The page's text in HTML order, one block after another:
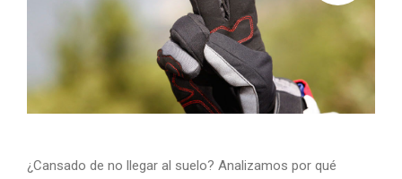
¿Cansado de no llegar al suelo? Analizamos por qué